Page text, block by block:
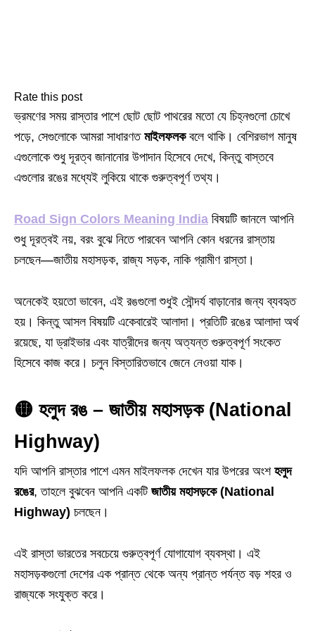
Rate this post
ভ্রমণের সময় রাস্তার পাশে ছোট ছোট পাথরের মতো যে চিহ্নগুলো চোখে
পড়ে, সেগুলোকে আমরা সাধারণত মাইলফলকবলে থাকি। বেশিরভাগ মানুষ
এগুলোকে শুধু দূরত্ব জানানোর উপাদান হিসেবে দেখে, কিন্তু বাস্তবে
এগুলোর রঙের মধ্যেই লুকিয়ে থাকে গুরুত্বপূর্ণ তথ্য।
Road Sign Colors Meaning India বিষয়টি জানলে আপনি
শুধু দূরত্বই নয়, বরং বুঝে নিতে পারবেন আপনি কোন ধরনের রাস্তায়
চলছেন—জাতীয় মহাসড়ক, রাজ্য সড়ক, নাকি গ্রামীণ রাস্তা।
অনেকেই হয়তো ভাবেন, এই রঙগুলো শুধুই সৌন্দর্য বাড়ানোর জন্য ব্যবহৃত
হয়। কিন্তু আসল বিষয়টি একেবারেই আলাদা। প্রতিটি রঙের আলাদা অর্থ
রয়েছে, যা ড্রাইভার এবং যাত্রীদের জন্য অত্যন্ত গুরুত্বপূর্ণ সংকেত
হিসেবে কাজ করে। চলুন বিস্তারিতভাবে জেনে নেওয়া যাক।
🟡 হলুদ রঙ – জাতীয় মহাসড়ক (National
Highway)
যদি আপনি রাস্তার পাশে এমন মাইলফলক দেখেন যার উপরের অংশ হলুদ
রঙের, তাহলে বুঝবেন আপনি একটি জাতীয় মহাসড়কে (National
Highway) চলছেন।
এই রাস্তা ভারতের সবচেয়ে গুরুত্বপূর্ণ যোগাযোগ ব্যবস্থা। এই
মহাসড়কগুলো দেশের এক প্রান্ত থেকে অন্য প্রান্ত পর্যন্ত বড় শহর ও
রাজ্যকে সংযুক্ত করে।